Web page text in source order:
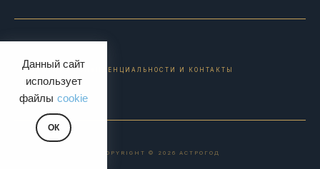
Данный сайт
использует
файлы cookie
ОК
ПОЛИТИКА КОНФИДЕНЦИАЛЬНОСТИ И КОНТАКТЫ
COPYRIGHT © 2026 АСТРОГОД